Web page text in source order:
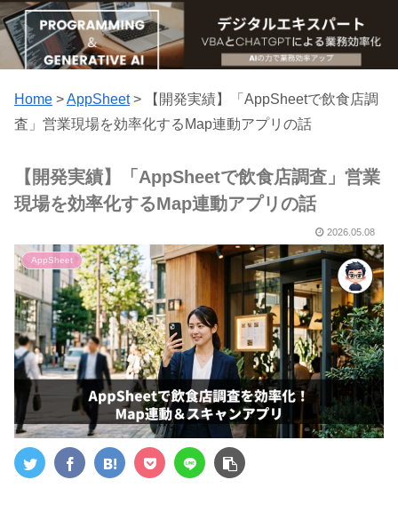
Home >AppSheet>
【開発実績】「AppSheetで飲食店調
査」営業現場を効率化するMap連動アプリの話
【開発実績】「AppSheetで飲食店調査」営業
現場を効率化するMap連動アプリの話
2026.05.08
AppSheet